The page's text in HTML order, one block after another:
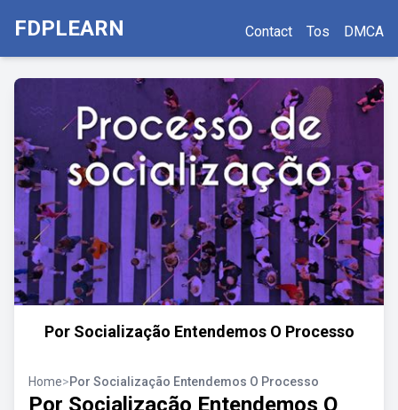
FDPLEARN Contact Tos DMCA
Por Socialização Entendemos O Processo
Home>Por Socialização Entendemos O Processo
Por Socialização Entendemos O